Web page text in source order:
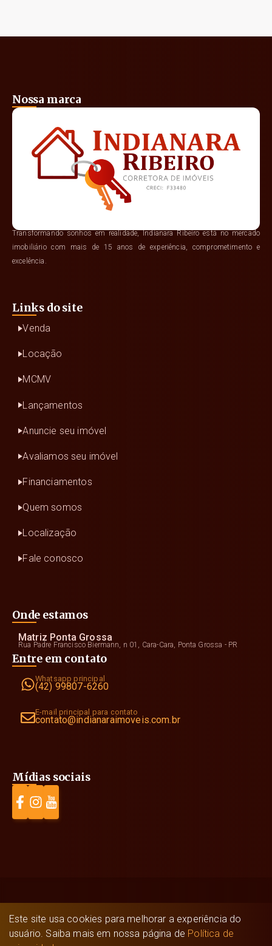
Nossa marca
Transformando sonhos em realidade, Indianara Ribeiro está no mercado
imobiliário com mais de 15 anos de experiência, comprometimento e
excelência.
Links do site
Venda
Locação
MCMV
Lançamentos
Anuncie seu imóvel
Avaliamos seu imóvel
Financiamentos
Quem somos
Localização
Fale conosco
Onde estamos
Matriz Ponta Grossa
Rua Padre Francisco Biermann, n 01, Cara-Cara, Ponta Grossa - PR
Entre em contato
Whatsapp principal
(42) 99807-6260
E-mail principal para contato
contato@indianaraimoveis.com.br
Mídias sociais
reservados.
Este site usa cookies para melhorar a experiência do
usuário. Saiba mais em nossa página de Política de